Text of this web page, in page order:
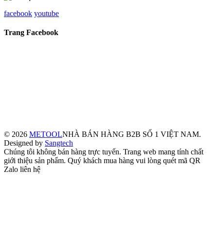
facebook youtube
Trang Facebook
© 2026 METOOLNHÀ BÁN HÀNG B2B SỐ 1 VIỆT NAM.
Designed by Sangtech
Chúng tôi không bán hàng trực tuyến. Trang web mang tính chất
giới thiệu sản phẩm. Quý khách mua hàng vui lòng quét mã QR
Zalo liên hệ